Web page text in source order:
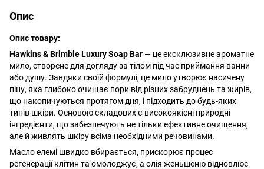
Опис
Опис товару:
Hawkins & Brimble Luxury Soap Bar — це ексклюзивне ароматне
мило, створене для догляду за тілом під час приймання ванни
або душу. Завдяки своїй формулі, це мило утворює насичену
піну, яка глибоко очищає пори від різних забруднень та жирів,
що накопичуються протягом дня, і підходить до будь-яких
типів шкіри. Основою складових є високоякісні природні
інгредієнти, що забезпечують не тільки ефективне очищення,
але й живлять шкіру всіма необхідними речовинами.
Масло елемі швидко вбирається, прискорює процес
регенерації клітин та омолоджує, а олія женьшеню відновлює